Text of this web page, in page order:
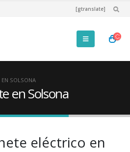
[gtranslate]
EN SOLSONA
en Solsona
eléctrico en